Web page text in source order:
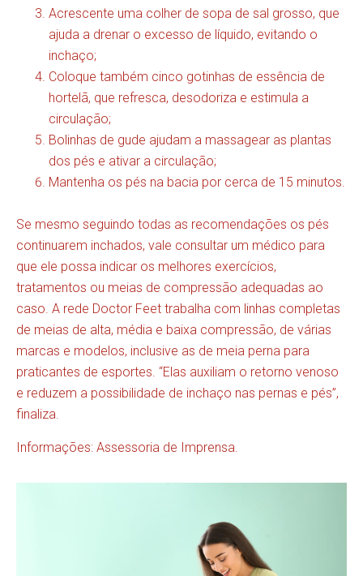
Acrescente uma colher de sopa de sal grosso, que
ajuda a drenar o excesso de líquido, evitando o
inchaço;
Coloque também cinco gotinhas de essência de
hortelã, que refresca, desodoriza e estimula a
circulação;
Bolinhas de gude ajudam a massagear as plantas
dos pés e ativar a circulação;
Mantenha os pés na bacia por cerca de 15 minutos.
Se mesmo seguindo todas as recomendações os pés
continuarem inchados, vale consultar um médico para
que ele possa indicar os melhores exercícios,
tratamentos ou meias de compressão adequadas ao
caso. A rede Doctor Feet trabalha com linhas completas
de meias de alta, média e baixa compressão, de várias
marcas e modelos, inclusive as de meia perna para
praticantes de esportes. “Elas auxiliam o retorno venoso
e reduzem a possibilidade de inchaço nas pernas e pés”,
finaliza.
Informações: Assessoria de Imprensa.